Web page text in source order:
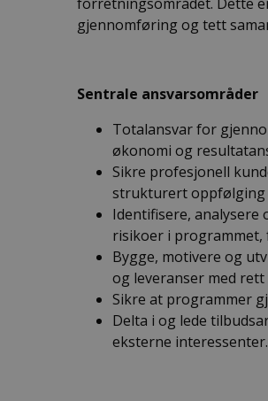
gjennomføring og tett
Sentrale ansvarsområder
Totalansvar for
økonomi og
Sikre profesjonell
strukturert oppfølging
Identifisere, analysere
risikoer i
Bygge, motivere og
og leveranser med rett
Sikre at programmer
Delta i og lede
eksterne interessenter.